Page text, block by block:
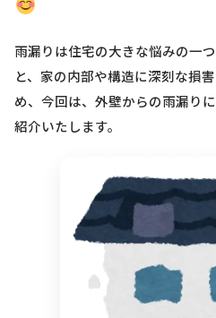
雨漏りは住宅の大きな悩みの一
と、家の内部や構造に深刻な損
め、今回は、外壁からの雨漏り
紹介いたします。